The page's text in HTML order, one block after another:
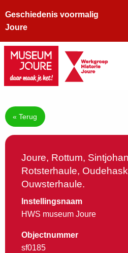
Geschiedenis voormalig
Joure
« Terug
Joure, Rottum,
Rotsterhaule,
Ouwsterhaule.
Instellingsnaam
HWS museum Joure
Objectnummer
sf0185